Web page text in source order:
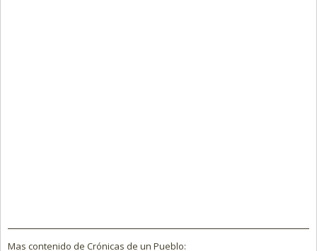
Mas contenido de Crónicas de un Pueblo: